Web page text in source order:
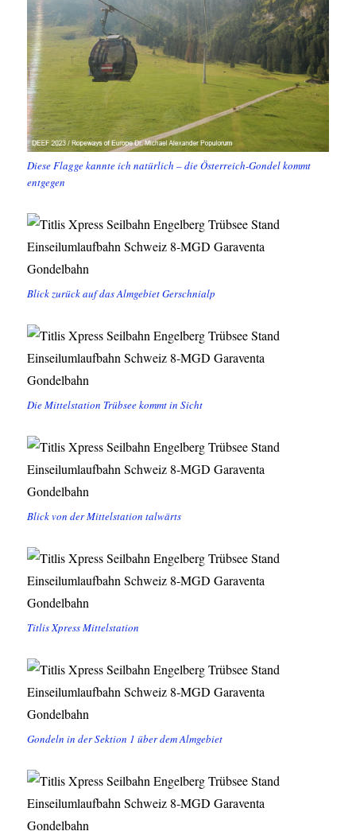
Diese Flagge kannte ich natürlich – die Österreich-Gondel kommt
entgegen
Blick zurück auf das Almgebiet Gerschnialp
Die Mittelstation Trübsee kommt in Sicht
Blick von der Mittelstation talwärts
Titlis Xpress Mittelstation
Gondeln in der Sektion 1 über dem Almgebiet